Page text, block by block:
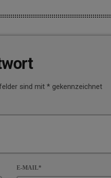
sind mit * gekennzeichnet
E-MAIL*